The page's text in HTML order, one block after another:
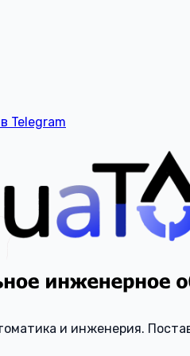
Telegram
и инженерия.